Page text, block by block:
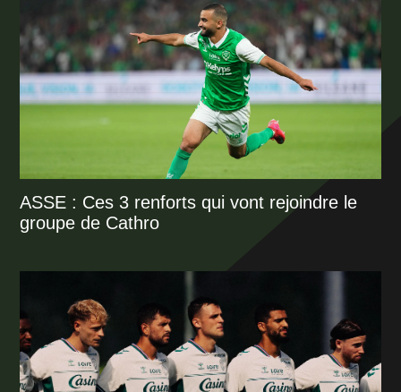
ASSE : Ces 3 renforts qui vont rejoindre le
groupe de Cathro